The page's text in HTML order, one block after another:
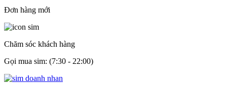
Đơn hàng mới
Chăm sóc khách hàng
Gọi mua sim: (7:30 - 22:00)